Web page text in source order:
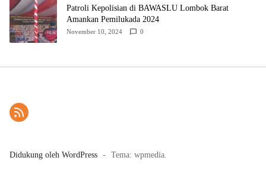
Patroli Kepolisian di BAWASLU Lombok Barat
Amankan Pemilukada 2024
November 10, 2024 0
Didukung oleh WordPress - Tema: wpmedia.